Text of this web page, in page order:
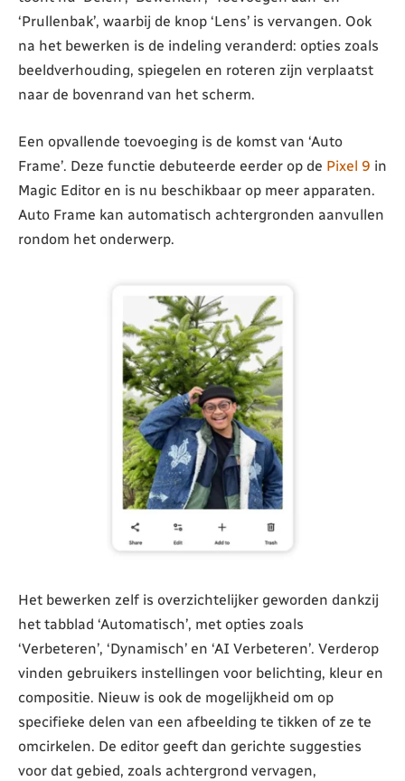
‘Prullenbak’, waarbij de knop ‘Lens’ is vervangen. Ook
na het bewerken is de indeling veranderd: opties zoals
beeldverhouding, spiegelen en roteren zijn verplaatst
naar de bovenrand van het scherm.
Een opvallende toevoeging is de komst van ‘Auto
Frame’. Deze functie debuteerde eerder op de Pixel 9 in
Magic Editor en is nu beschikbaar op meer apparaten.
Auto Frame kan automatisch achtergronden aanvullen
rondom het onderwerp.
Het bewerken zelf is overzichtelijker geworden dankzij
het tabblad ‘Automatisch’, met opties zoals
‘Verbeteren’, ‘Dynamisch’ en ‘AI Verbeteren’. Verderop
vinden gebruikers instellingen voor belichting, kleur en
compositie. Nieuw is ook de mogelijkheid om op
specifieke delen van een afbeelding te tikken of ze te
omcirkelen. De editor geeft dan gerichte suggesties
voor dat gebied, zoals achtergrond vervagen,